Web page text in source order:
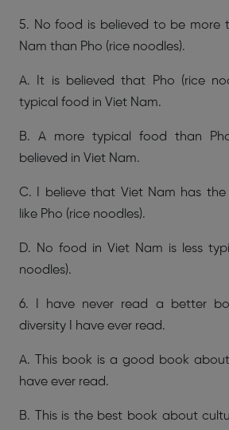
5. No food is believed to be more
Nam than Pho (rice noodles).
A. It is believed that Pho (rice
typical food in Viet Nam.
B. A more typical food than
believed in Viet Nam.
C. I believe that Viet Nam has
like Pho (rice noodles).
D. No food in Viet Nam is less
noodles).
6. I have never read a better
diversity I have ever read.
A. This book is a good book about
have ever read.
B. This is the best book about